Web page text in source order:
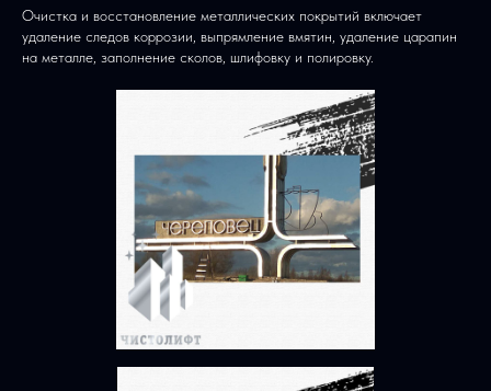
Очистка и восстановление металлических покрытий включает
удаление следов коррозии, выпрямление вмятин, удаление царапин
на металле, заполнение сколов, шлифовку и полировку.